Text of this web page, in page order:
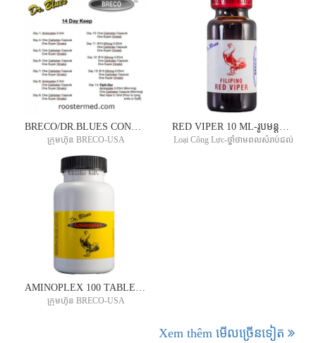
ក្រុមហ៊ុន BRECO-USA Loại Công Lực-ថ្នាំថាមពលសំរាប់ជល់
ក្រុមហ៊ុន BRECO-USA
Xem thêm មើល​ច្រើន​ទៀត